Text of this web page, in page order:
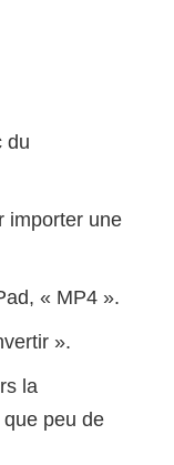
du
importer une
« MP4 ».
».
la
peu de